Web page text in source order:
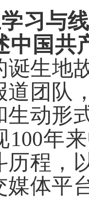
习与
中国共
诞生地
道团队
生动形
100年
历程，
媒体平